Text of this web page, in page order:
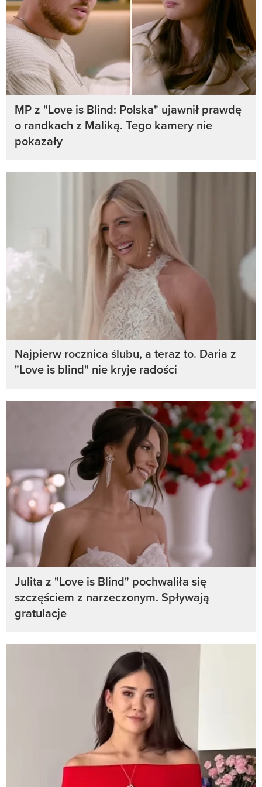
MP z "Love is Blind: Polska" ujawnił prawdę
o randkach z Maliką. Tego kamery nie
pokazały
Najpierw rocznica ślubu, a teraz to. Daria z
"Love is blind" nie kryje radości
Julita z "Love is Blind" pochwaliła się
szczęściem z narzeczonym. Spływają
gratulacje